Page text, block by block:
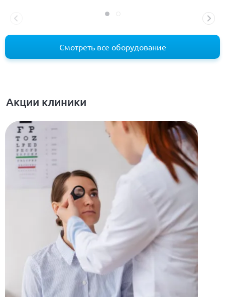
Смотреть все оборудование
Акции клиники